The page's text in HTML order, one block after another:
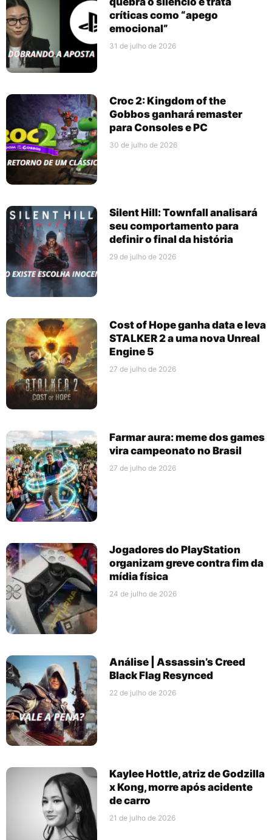
críticas como “apego
emocional”
31 de julho de 2026
Croc 2: Kingdom of the
Gobbos ganhará remaster
para Consoles e PC
30 de julho de 2026
Silent Hill: Townfall analisará
seu comportamento para
definir o final da história
29 de julho de 2026
Cost of Hope ganha data e leva
STALKER 2 a uma nova Unreal
Engine 5
27 de julho de 2026
Farmar aura: meme dos games
vira campeonato no Brasil
27 de julho de 2026
Jogadores do PlayStation
organizam greve contra fim da
mídia física
24 de julho de 2026
Análise | Assassin’s Creed
Black Flag Resynced
22 de julho de 2026
Kaylee Hottle, atriz de Godzilla
x Kong, morre após acidente
de carro
21 de julho de 2026